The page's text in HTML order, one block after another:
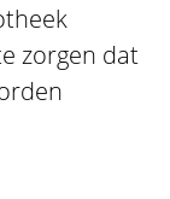
zorgen dat